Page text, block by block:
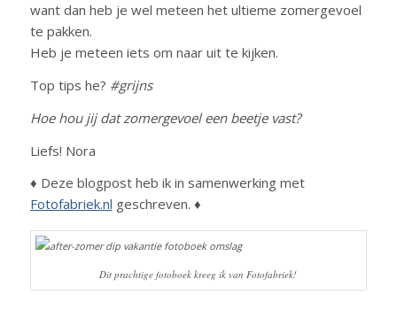
want dan heb je wel meteen het ultieme zomergevoel
te pakken.
Heb je meteen iets om naar uit te kijken.
Top tips he? #grijns
Hoe hou jij dat zomergevoel een beetje vast?
Liefs! Nora
♦ Deze blogpost heb ik in samenwerking met
Fotofabriek.nl geschreven. ♦
Dit prachtige fotoboek kreeg ik van Fotofabriek!